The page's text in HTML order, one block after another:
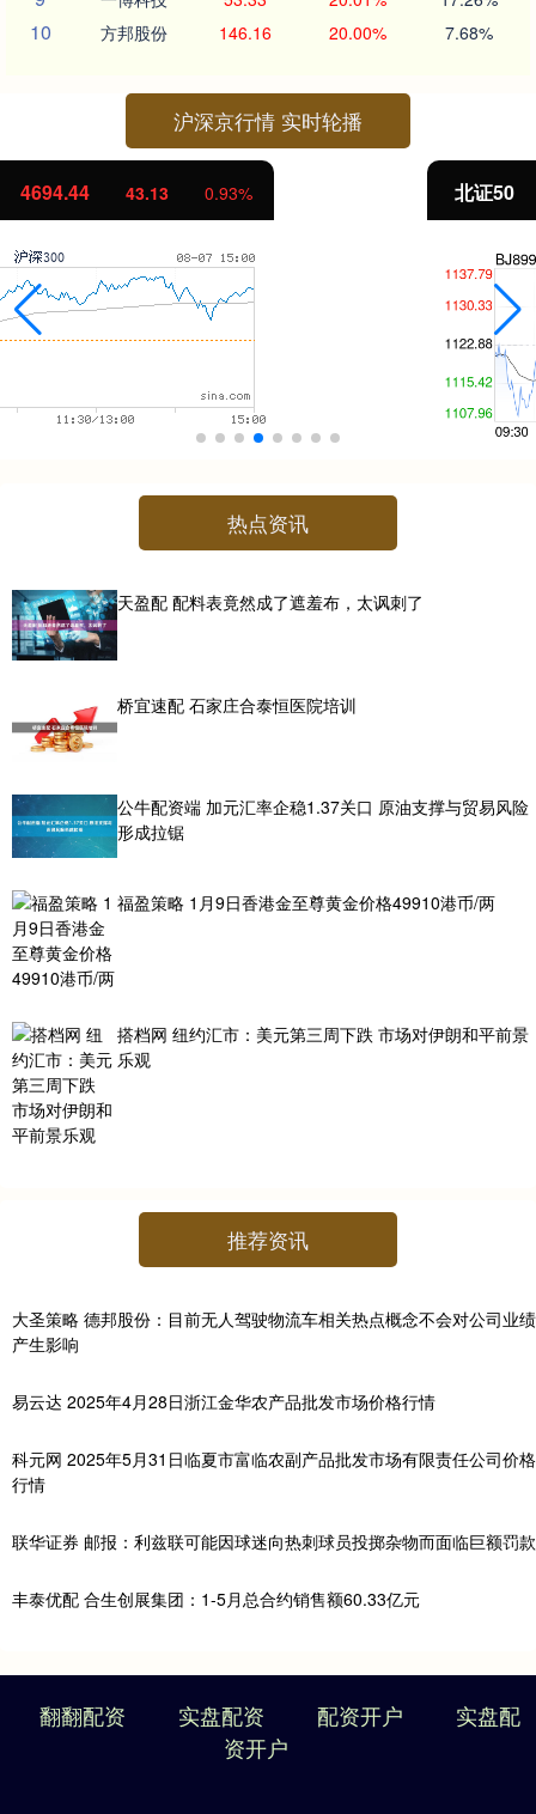
10 方邦股份 146.16 20.00% 7.68%
沪深京行情 实时轮播
北证50 1134.24
热点资讯
天盈配 配料表竟然成了遮羞布，太讽刺了
桥宜速配 石家庄合泰恒医院培训
公牛配资端 加元汇率企稳1.37关口 原油支撑与贸易风险
形成拉锯
福盈策略 1月9日香港金至尊黄金价格49910港币/两
搭档网 纽约汇市：美元第三周下跌 市场对伊朗和平前景
乐观
推荐资讯
大圣策略 德邦股份：目前无人驾驶物流车相关热点概念不会对公司业绩
产生影响
易云达 2025年4月28日浙江金华农产品批发市场价格行情
科元网 2025年5月31日临夏市富临农副产品批发市场有限责任公司价格
行情
联华证券 邮报：利兹联可能因球迷向热刺球员投掷杂物而面临巨额罚款
丰泰优配 合生创展集团：1-5月总合约销售额60.33亿元
翻翻配资 实盘配资 配资开户
实盘配
资开户